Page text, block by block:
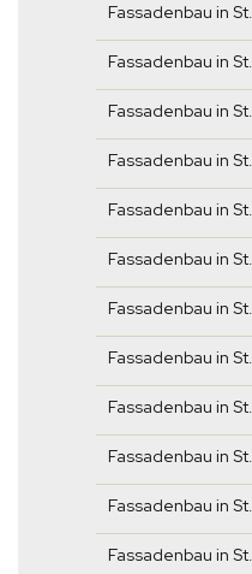
Fassadenbau in
Fassadenbau in
Fassadenbau in
Fassadenbau in
Fassadenbau in
Fassadenbau in
Fassadenbau in
Fassadenbau in
Fassadenbau in
Fassadenbau in
Fassadenbau in
Fassadenbau in